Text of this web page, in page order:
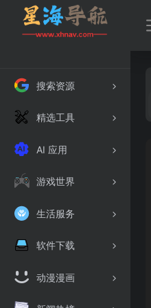
搜索资源
精选工具
AI 应用
游戏世界
生活服务
软件下载
动漫漫画